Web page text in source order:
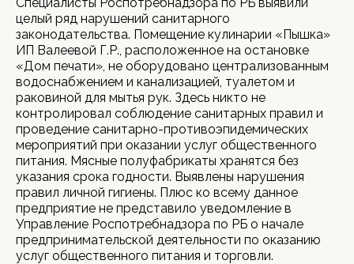
целый ряд нарушений санитарного
законодательства. Помещение кулинарии «Пышка»
ИП Валеевой Г.Р., расположенное на остановке
«Дом печати», не оборудовано централизованным
водоснабжением и канализацией, туалетом и
раковиной для мытья рук. Здесь никто не
контролировал соблюдение санитарных правил и
проведение санитарно-противоэпидемических
мероприятий при оказании услуг общественного
питания. Мясные полуфабрикаты хранятся без
указания срока годности. Выявлены нарушения
правил личной гигиены. Плюс ко всему данное
предприятие не представило уведомление в
Управление Роспотребнадзора по РБ о начале
предпринимательской деятельности по оказанию
услуг общественного питания и торговли.